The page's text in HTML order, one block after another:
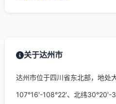
关于达州市
达州市位于四川省东北部，地处
107°16′-108°22′、北纬